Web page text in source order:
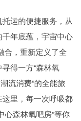
运的便捷服务，从
年底蕴，宇宙中心
合，重新定义了全
得一方“森林氧
流消费”的全能旅
里，每一次呼吸都
心森林氧吧房”等你